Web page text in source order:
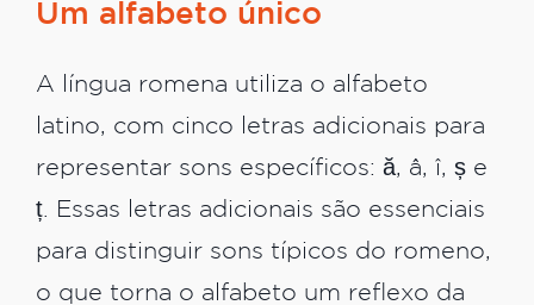
Um alfabeto único
A língua romena utiliza o alfabeto
latino, com cinco letras adicionais para
representar sons específicos: ă, â, î, ș e
ț. Essas letras adicionais são essenciais
para distinguir sons típicos do romeno,
o que torna o alfabeto um reflexo da